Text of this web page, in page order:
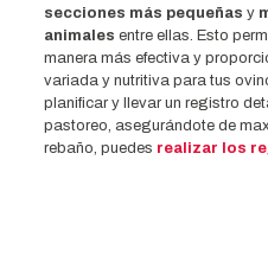
secciones más pequeñas y
animales entre ellas. Esto
manera más efectiva y
variada y nutritiva para tus
planificar y llevar un registro
pastoreo, asegurándote de
rebaño, puedes realizar los